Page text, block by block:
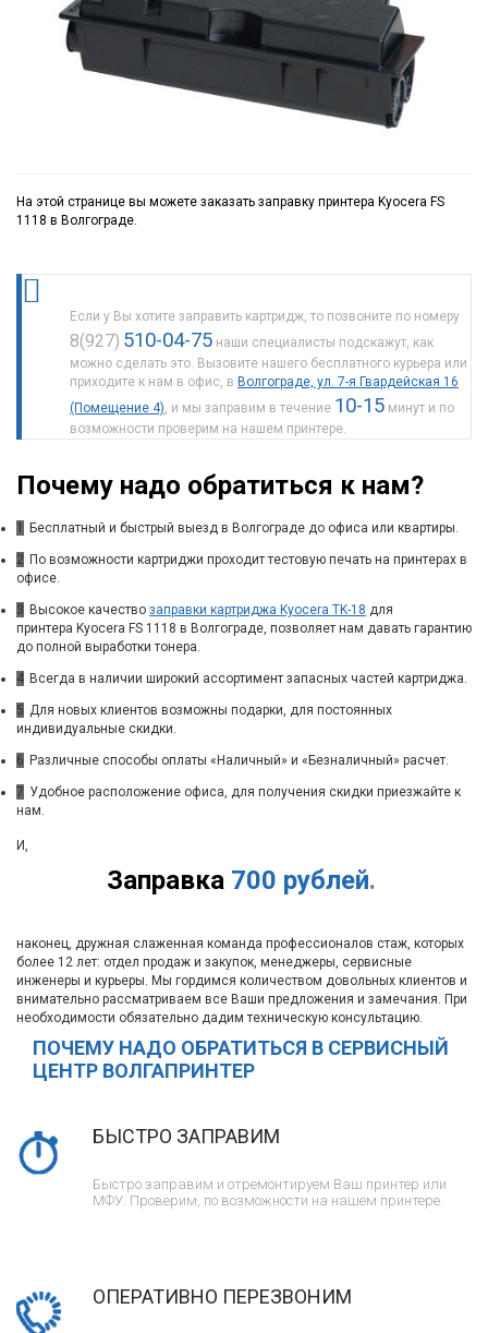
На этой странице вы можете заказать заправку принтера Kyocera FS
1118 в Волгограде.
Если у Вы хотите заправить картридж, то позвоните по номеру
8(927) 510-04-75 наши специалисты подскажут, как
можно сделать это. Вызовите нашего бесплатного курьера или
приходите к нам в офис, в Волгограде, ул. 7-я Гвардейская 16
(Помещение 4), и мы заправим в течение 10-15 минут и по
возможности проверим на нашем принтере.
Почему надо обратиться к нам?
1 Бесплатный и быстрый выезд в Волгограде до офиса или квартиры.
2 По возможности картриджи проходит тестовую печать на принтерах в
офисе.
3 Высокое качество заправки картриджа Kyocera TK-18 для
принтера Kyocera FS 1118 в Волгограде, позволяет нам давать гарантию
до полной выработки тонера.
4 Всегда в наличии широкий ассортимент запасных частей картриджа.
5 Для новых клиентов возможны подарки, для постоянных
индивидуальные скидки.
6 Различные способы оплаты «Наличный» и «Безналичный» расчет.
7 Удобное расположение офиса, для получения скидки приезжайте к
нам.
Заправка 700 рублей.
И,
наконец, дружная слаженная команда профессионалов стаж, которых
более 12 лет: отдел продаж и закупок, менеджеры, сервисные
инженеры и курьеры. Мы гордимся количеством довольных клиентов и
внимательно рассматриваем все Ваши предложения и замечания. При
необходимости обязательно дадим техническую консультацию.
ПОЧЕМУ НАДО ОБРАТИТЬСЯ В СЕРВИСНЫЙ
ЦЕНТР ВОЛГАПРИНТЕР
БЫСТРО ЗАПРАВИМ
Быстро заправим и отремонтируем Ваш принтер или
МФУ. Проверим, по возможности на нашем принтере.
ОПЕРАТИВНО ПЕРЕЗВОНИМ